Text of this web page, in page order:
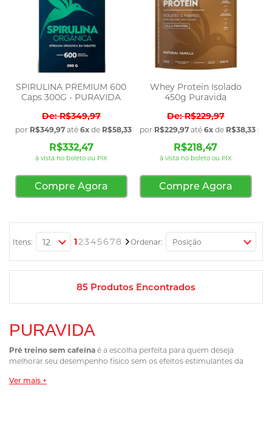
SPIRULINA PREMIUM 600
Caps 300G - PURAVIDA
R$349,97
por R$349,97 até 6x de R$58,33 sem juros
R$332,47
à vista no boleto ou PIX
Compre Agora
Whey Protein Isolado
450g Puravida
R$229,97
por R$229,97até 6xde R$38,33
R$218,47
à vista no boleto ou PIX
Compre Agora
Itens: Ordenar:
Página
Você esta lendo a pagina
1Página
2Página
3Página
4Página
5Página
6Página
7Página
8 Página
Próximo
85 Produtos Encontrados
PURAVIDA
Pré treino sem cafeína é a escolha perfeita para quem deseja
melhorar seu desempenho físico sem os efeitos estimulantes da
que garantem mais foco, resistência e energia, tudo sem acelerar o
Ver mais +